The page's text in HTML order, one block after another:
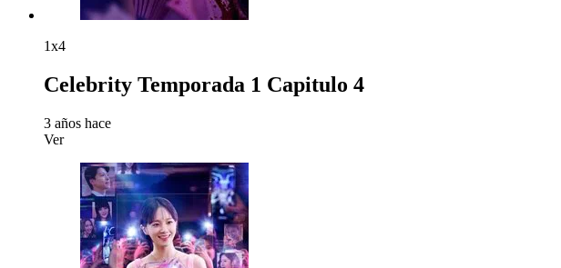
1x4
Celebrity Temporada 1 Capitulo 4
3 años hace
Ver